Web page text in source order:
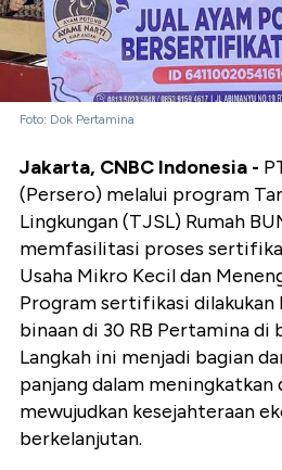
Foto: Dok Pertamina
Jakarta, CNBC Indonesia -
(Persero) melalui program
Lingkungan (TJSL) Rumah
memfasilitasi proses
Usaha Mikro Kecil dan
Program sertifikasi dilakukan
binaan di 30 RB Pertamina di
Langkah ini menjadi bagian
panjang dalam meningkatkan
mewujudkan kesejahteraan
berkelanjutan.